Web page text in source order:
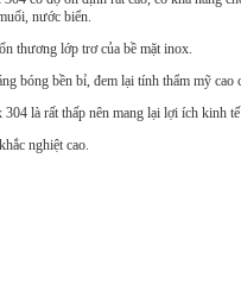
nước biển.
thương lớp trơ của bề mặt inox.
bóng bền bỉ, đem lại tính thẩm mỹ cao
là rất thấp nên mang lại lợi ích kinh
nghiệt cao.